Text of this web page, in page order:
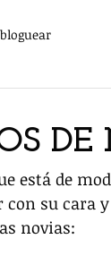
está de
con su cara
novias: